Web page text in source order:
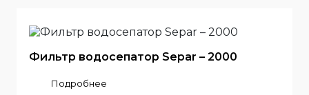
Фильтр водосепатор Separ – 2000
Подробнее